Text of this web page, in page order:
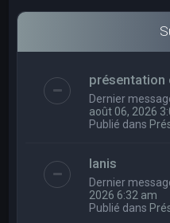
présentation
Dernier
août 06, 2026
Publié dans
Ianis
Dernier
2026 6:32 am
Publié dans